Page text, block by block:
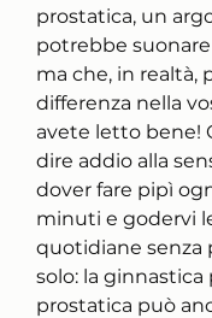
prostatica, un
potrebbe
ma che, in realtà,
differenza nella
avete letto bene!
dire addio alla
dover fare pipì
minuti e godervi
quotidiane senza
solo: la
prostatica può